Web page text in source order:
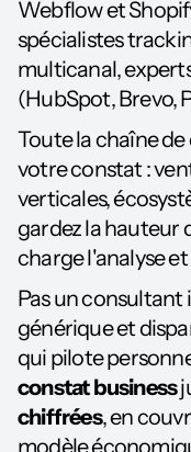
Webflow et
spécialistes
multicanal,
(HubSpot, Brevo,
Toute la chaîne
votre constat :
verticales,
gardez la hauteur
charge l'analyse
Pas un consultant
générique et
qui pilote
constat business
chiffrées, en
modèle